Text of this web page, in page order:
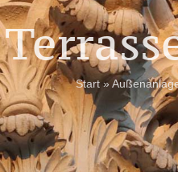
Start »